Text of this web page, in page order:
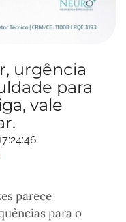
urgência
para
vale
parece
para o